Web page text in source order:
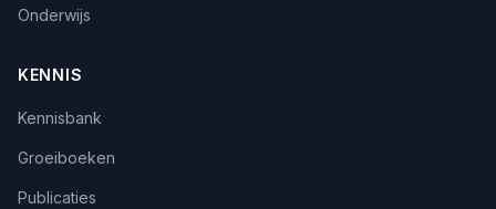
Onderwijs
KENNIS
Kennisbank
Groeiboeken
Publicaties